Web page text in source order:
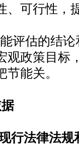
、可行性，
评估的结
观政策目标
节能关。
行法律法